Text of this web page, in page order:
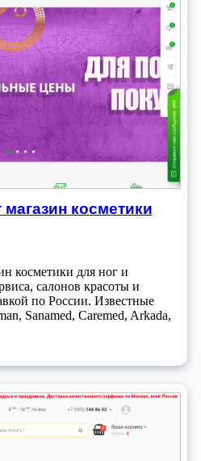
магазин косметики
косметики для ног и
салонов красоты и
по России. Известные
Sanamed, Caremed, Arkada,